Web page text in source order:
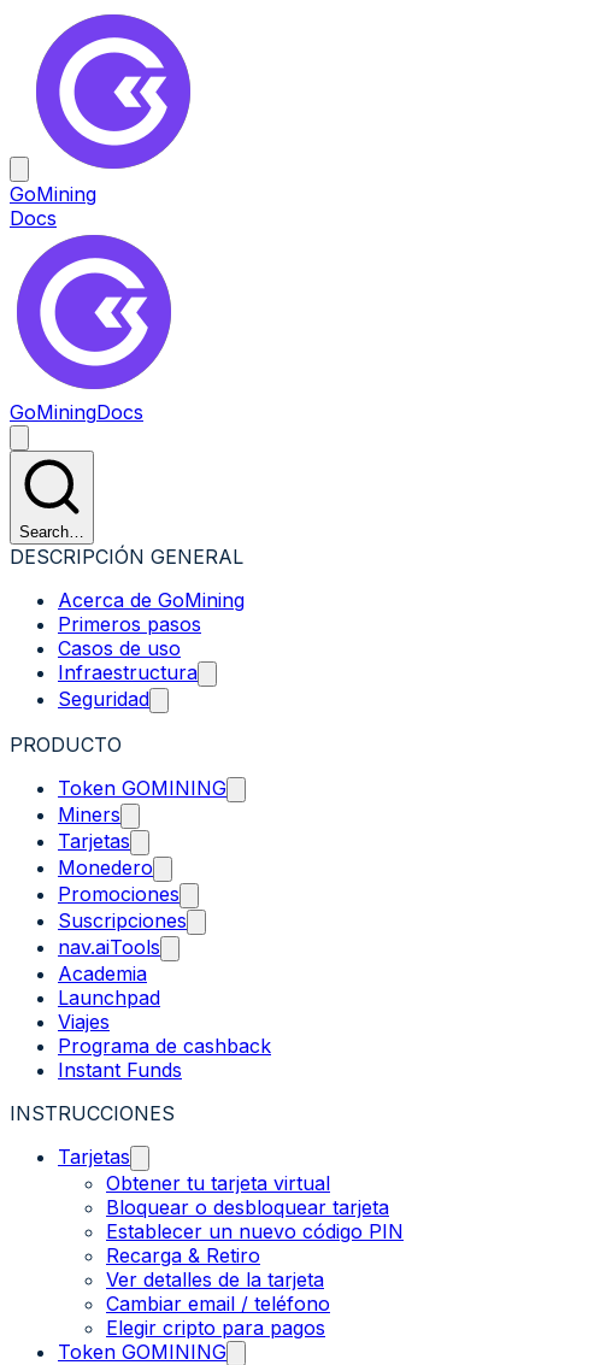
GoMining
Docs
GoMiningDocs
Search…
DESCRIPCIÓN GENERAL
Acerca de GoMining
Primeros pasos
Casos de uso
Infraestructura
Seguridad
PRODUCTO
Token GOMINING
Miners
Tarjetas
Monedero
Promociones
Suscripciones
nav.aiTools
Academia
Launchpad
Viajes
Programa de cashback
Instant Funds
INSTRUCCIONES
Tarjetas
Obtener tu tarjeta virtual
Bloquear o desbloquear tarjeta
Establecer un nuevo código PIN
Recarga & Retiro
Ver detalles de la tarjeta
Cambiar email / teléfono
Elegir cripto para pagos
Token GOMINING